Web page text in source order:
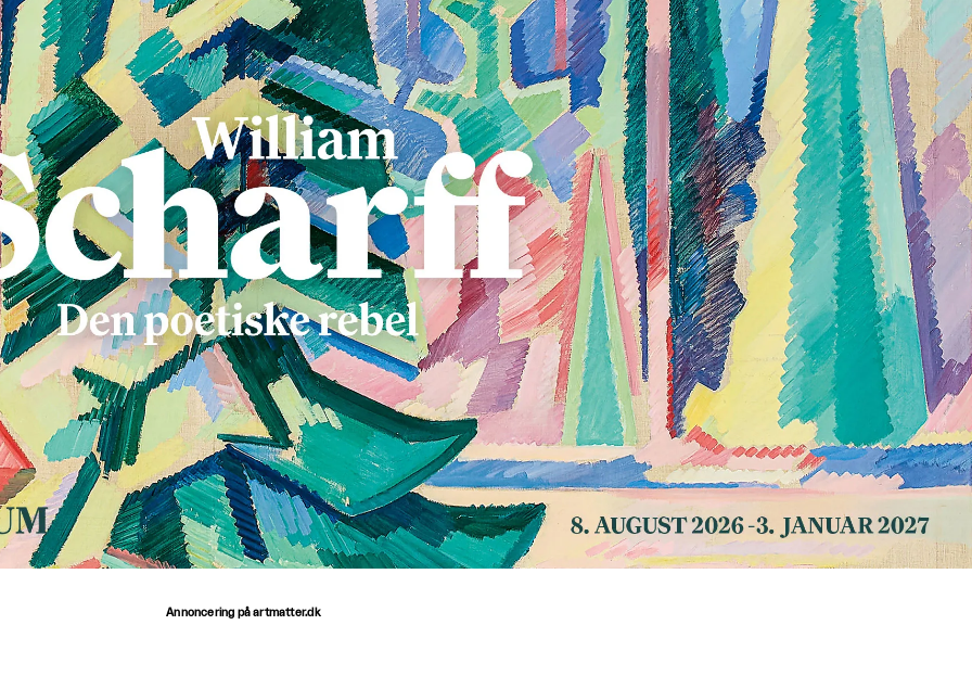
Annoncering på artmatter.dk